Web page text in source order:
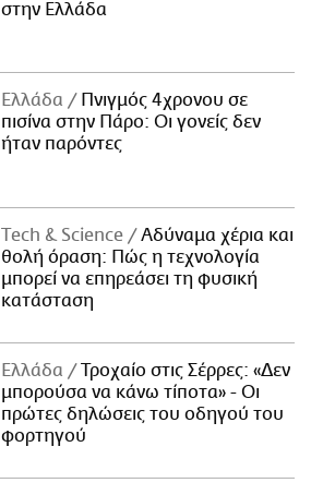
στην Ελλάδα
Ελλάδα
Πνιγμός 4χρονου σε
πισίνα στην Πάρο: Οι γονείς δεν
ήταν παρόντες
Τech & Science
Αδύναμα χέρια και
θολή όραση: Πώς η τεχνολογία
μπορεί να επηρεάσει τη φυσική
κατάσταση
Ελλάδα
Τροχαίο στις Σέρρες: «Δεν
μπορούσα να κάνω τίποτα» - Οι
πρώτες δηλώσεις του οδηγού του
φορτηγού